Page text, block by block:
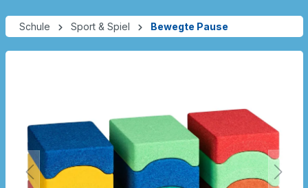
Schule Sport & Spiel Bewegte Pause